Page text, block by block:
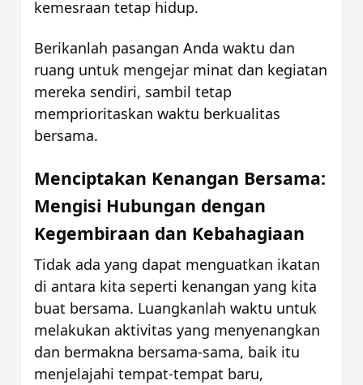
kemesraan tetap hidup.
Berikanlah pasangan Anda waktu dan
ruang untuk mengejar minat dan kegiatan
mereka sendiri, sambil tetap
memprioritaskan waktu berkualitas
bersama.
Menciptakan Kenangan Bersama:
Mengisi Hubungan dengan
Kegembiraan dan Kebahagiaan
Tidak ada yang dapat menguatkan ikatan
di antara kita seperti kenangan yang kita
buat bersama. Luangkanlah waktu untuk
melakukan aktivitas yang menyenangkan
dan bermakna bersama-sama, baik itu
menjelajahi tempat-tempat baru,